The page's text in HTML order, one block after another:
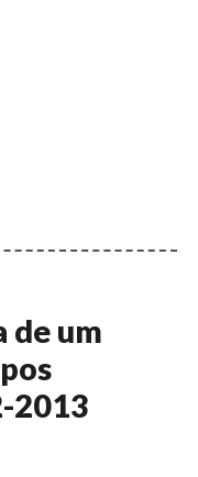
de um
2013